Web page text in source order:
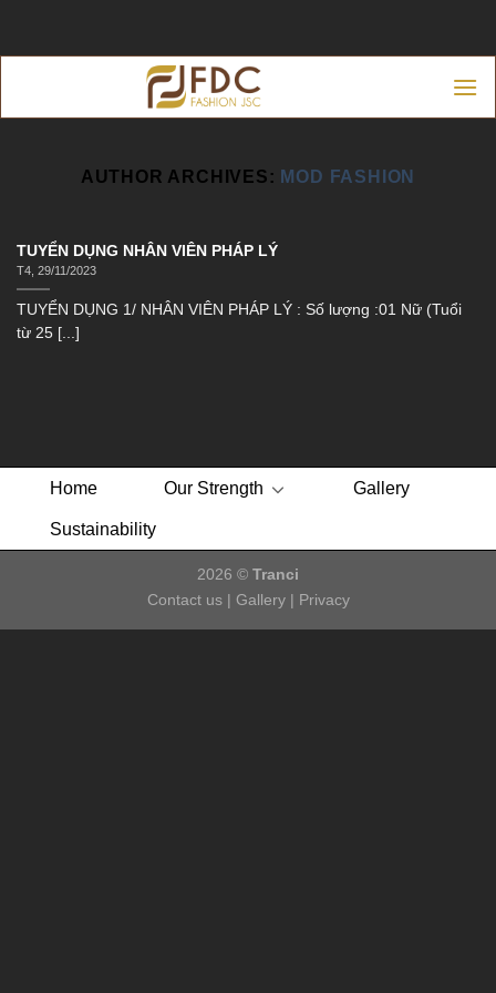
AUTHOR ARCHIVES: MOD FASHION
TUYỂN DỤNG NHÂN VIÊN PHÁP LÝ
T4, 29/11/2023
TUYỂN DỤNG 1/ NHÂN VIÊN PHÁP LÝ : Số lượng :01 Nữ (Tuổi
từ 25 [...]
Home Our Strength Gallery
Sustainability
2026 © Tranci
Contact us| Gallery| Privacy